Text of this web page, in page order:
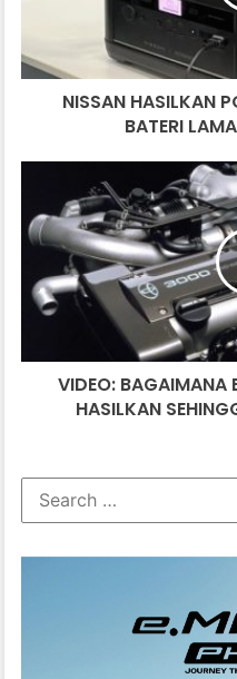
NISSAN
LEAF
NISSAN HASILKAN
BATERI
BAGAIMANA
ENJIN
SUPRA
BOLEH
HASILKAN
1000
KUASAVIDEO: BAGAIMANA
HASILKAN